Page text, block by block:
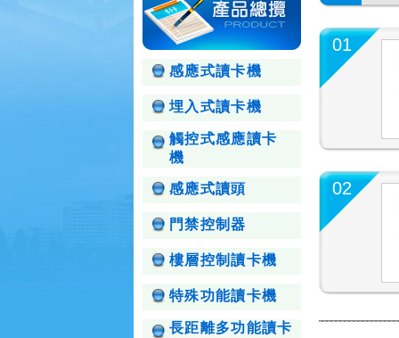
感應式讀卡機
埋入式讀卡機
觸控式感應讀卡
機
感應式讀頭
門禁控制器
樓層控制讀卡機
特殊功能讀卡機
長距離多功能讀卡
01
02